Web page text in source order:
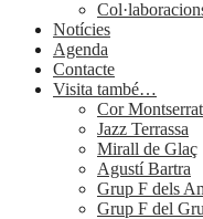
Notícies
Agenda
Contacte
Visita també…
Cor Montserrat
Jazz Terrassa
Mirall de Glaç
Agustí Bartra
Grup F dels
Grup F del